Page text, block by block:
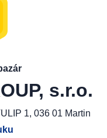
s.r.o.
1, 036 01 Martin